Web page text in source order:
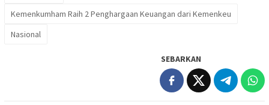
Kemenkumham Raih 2 Penghargaan Keuangan dari Kemenkeu
Nasional
SEBARKAN